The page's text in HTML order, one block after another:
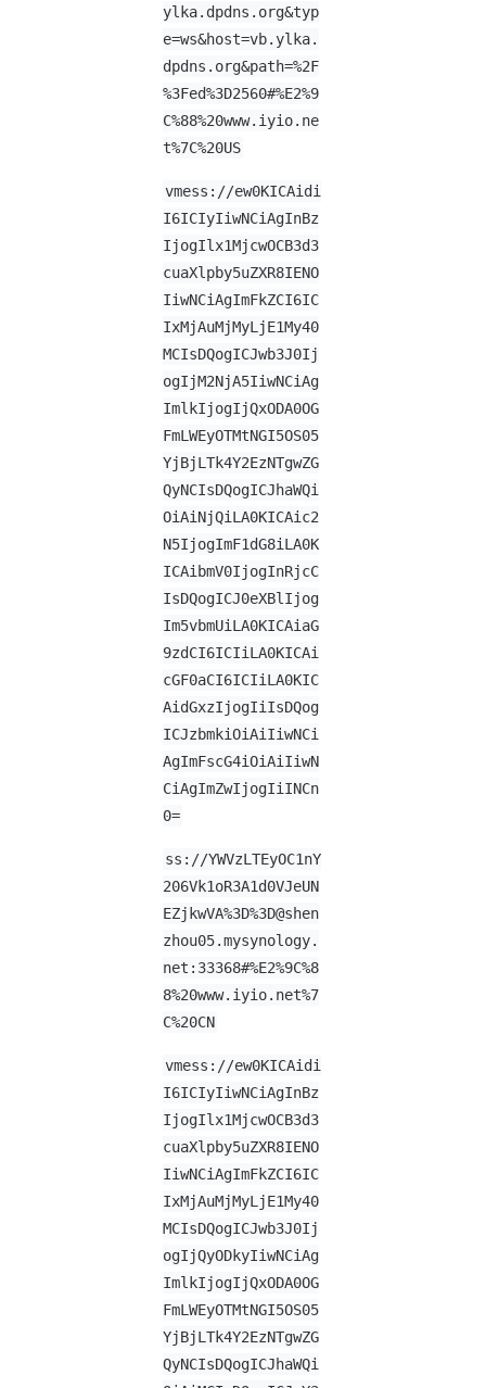
ylka.dpdns.org&typ
e=ws&host=vb.ylka.
dpdns.org&path=%2F
%3Fed%3D2560#%E2%9
C%88%20www.iyio.ne
t%7C%20US
vmess://ew0KICAidi
I6ICIyIiwNCiAgInBz
IjogIlx1MjcwOCB3d3
cuaXlpby5uZXR8IENO
IiwNCiAgImFkZCI6IC
IxMjAuMjMyLjE1My40
MCIsDQogICJwb3J0Ij
ogIjM2NjA5IiwNCiAg
ImlkIjogIjQxODA0OG
FmLWEyOTMtNGI5OS05
YjBjLTk4Y2EzNTgwZG
QyNCIsDQogICJhaWQi
OiAiNjQiLA0KICAic2
N5IjogImF1dG8iLA0K
ICAibmV0IjogInRjcC
IsDQogICJ0eXBlIjog
Im5vbmUiLA0KICAiaG
9zdCI6ICIiLA0KICAi
cGF0aCI6ICIiLA0KIC
AidGxzIjogIiIsDQog
ICJzbmkiOiAiIiwNCi
AgImFscG4iOiAiIiwN
CiAgImZwIjogIiINCn
0=
ss://YWVzLTEyOC1nY
206Vk1oR3A1d0VJeUN
EZjkwVA%3D%3D@shen
zhou05.mysynology.
net :33368#%E2%9C%8
8%20www.iyio.net%7
C%20CN
vmess://ew0KICAidi
I6ICIyIiwNCiAgInBz
IjogIlx1MjcwOCB3d3
cuaXlpby5uZXR8IENO
IiwNCiAgImFkZCI6IC
IxMjAuMjMyLjE1My40
MCIsDQogICJwb3J0Ij
ogIjQyODkyIiwNCiAg
ImlkIjogIjQxODA0OG
FmLWEyOTMtNGI5OS05
YjBjLTk4Y2EzNTgwZG
QyNCIsDQogICJhaWQi